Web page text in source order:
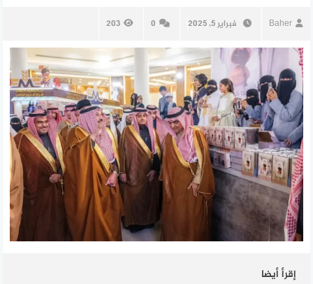
Baher فبراير 5, 2025 0
203
إقرأ أيضا